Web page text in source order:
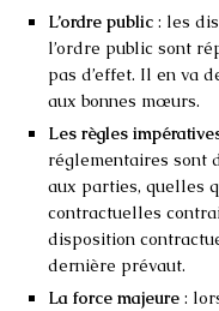
L’ordre public : les
l’ordre public sont
pas d’effet. Il en va
aux bonnes mœurs.
Les règles
réglementaires sont
aux parties, quelles
contractuelles
disposition
dernière prévaut.
La force majeure :